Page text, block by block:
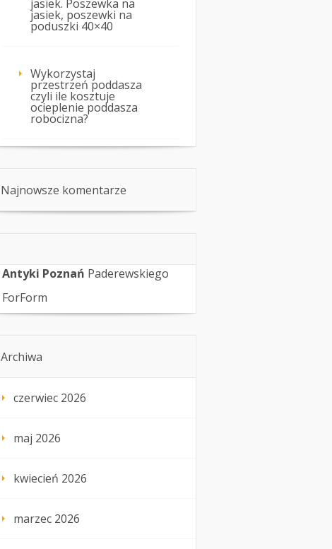
jasiek. Poszewka na
jasiek, poszewki na
poduszki 40×40
Wykorzystaj
przestrzeń poddasza
czyli ile kosztuje
ocieplenie poddasza
robocizna?
Najnowsze komentarze
Antyki Poznań Paderewskiego
ForForm
Archiwa
czerwiec 2026
maj 2026
kwiecień 2026
marzec 2026